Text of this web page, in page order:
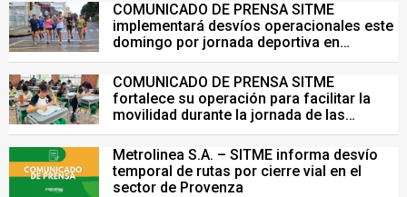
COMUNICADO DE PRENSA SITME
implementará desvíos operacionales este
domingo por jornada deportiva en
Bucaramanga
COMUNICADO DE PRENSA SITME
fortalece su operación para facilitar la
movilidad durante la jornada de las
Pruebas Saber del 26 de julio
Metrolinea S.A. – SITME informa desvío
temporal de rutas por cierre vial en el
sector de Provenza